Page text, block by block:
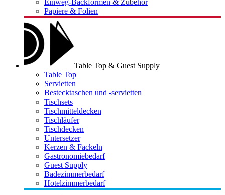
Einweg-Backformen & Zubehör
Papiere & Folien
Table Top & Guest Supply
Table Top
Servietten
Bestecktaschen und -servietten
Tischsets
Tischmitteldecken
Tischläufer
Tischdecken
Untersetzer
Kerzen & Fackeln
Gastronomiebedarf
Guest Supply
Badezimmerbedarf
Hotelzimmerbedarf